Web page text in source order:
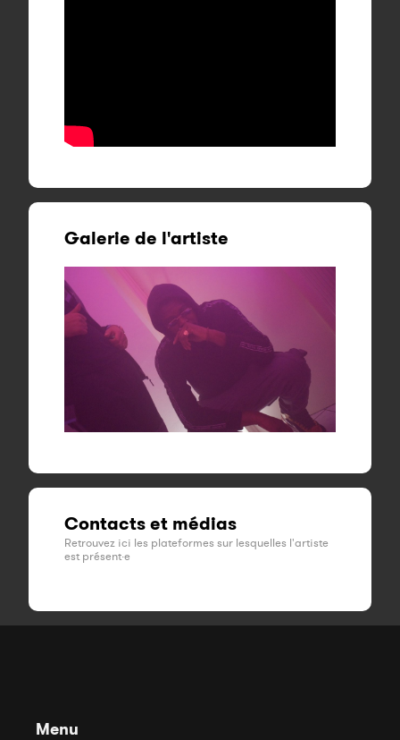
Galerie de l'artiste
Contacts et médias
Retrouvez ici les plateformes sur lesquelles l'artiste
est présent·e
Menu